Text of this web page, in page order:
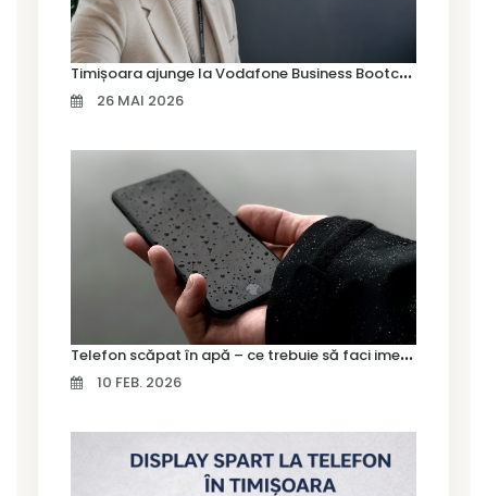
T
imișoara ajunge la Vodafone Business Bootcamp prin Marius Cermian de la Armour România
26 MAI 2026
T
elefon scăpat în apă – ce trebuie să faci imediat și ce greșeli să eviți
10 FEB. 2026